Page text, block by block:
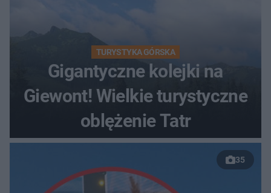
TURYSTYKA GÓRSKA
Gigantyczne kolejki na
Giewont! Wielkie turystyczne
oblężenie Tatr
35